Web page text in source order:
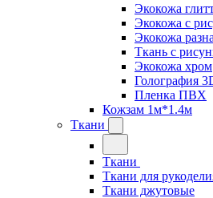
Экокожа
Экокожа с
Экокожа
Ткань с
Экокожа хром
Голография
Пленка ПВХ
Кожзам 1м*1.4м
Ткани
Ткани
Ткани для
Ткани джутовые